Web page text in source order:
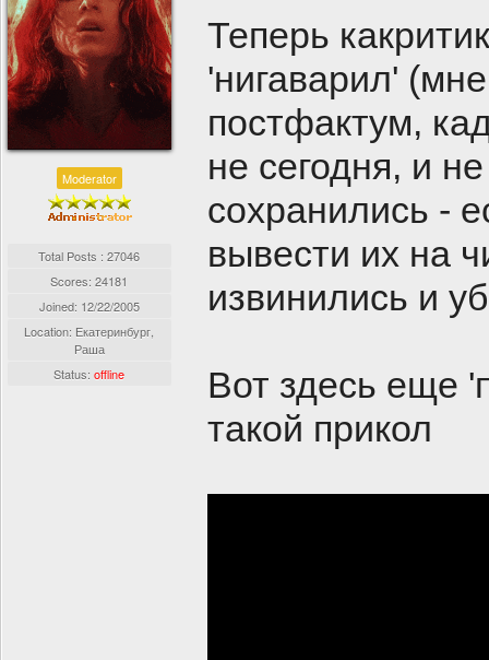
Moderator
Total Posts : 27046
Scores: 24181
Joined: 12/22/2005
Location: Екатеринбург,
Раша
Status:offline
Теперь
'нигаварил'
постфактум,
не сегодня, и
сохранились -
вывести их на
извинились и
Вот здесь еще
такой прикол